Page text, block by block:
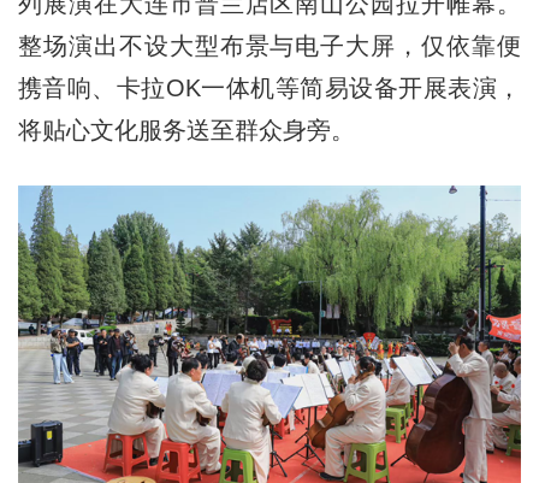
整场演出不设大型布景与电子大屏，仅依靠便
携音响、卡拉OK一体机等简易设备开展表演，
将贴心文化服务送至群众身旁。